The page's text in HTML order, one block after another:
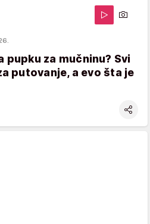
pupku za mučninu? Svi
putovanje, a evo šta je